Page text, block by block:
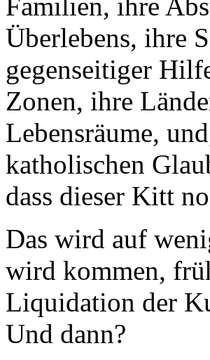
Überlebens, ihre
gegenseitiger
Zonen, ihre
Lebensräume,
katholischen
dass dieser Kitt
Das wird auf
wird kommen,
Liquidation der
Und dann?